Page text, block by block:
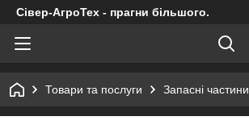
Сівер-АгроТех - прагни більшого.
Товари та послуги Запасні частини